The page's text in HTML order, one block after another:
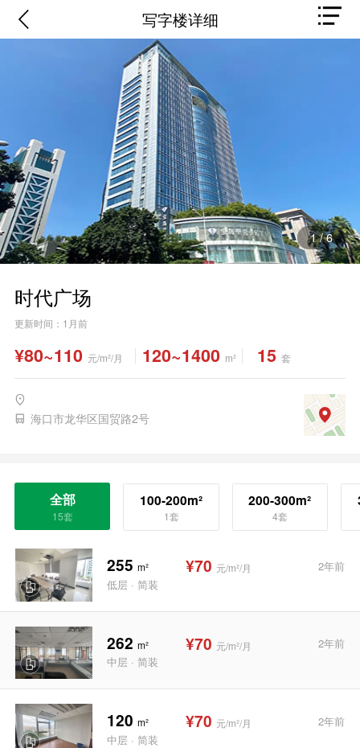
写字楼详细
1/6
时代广场
更新时间：1月前
¥80~110 元/m²/月 120~1400 m² 15套
海口市龙华区国贸路2号
全部
15套
100-200m²
1套
200-300m²
4套
255 m²
低层 · 简装
¥70 元/m²/月 2年前
262 m²
中层 · 简装
¥70 元/m²/月 2年前
120 m²
中层 · 简装
¥70 元/m²/月 2年前